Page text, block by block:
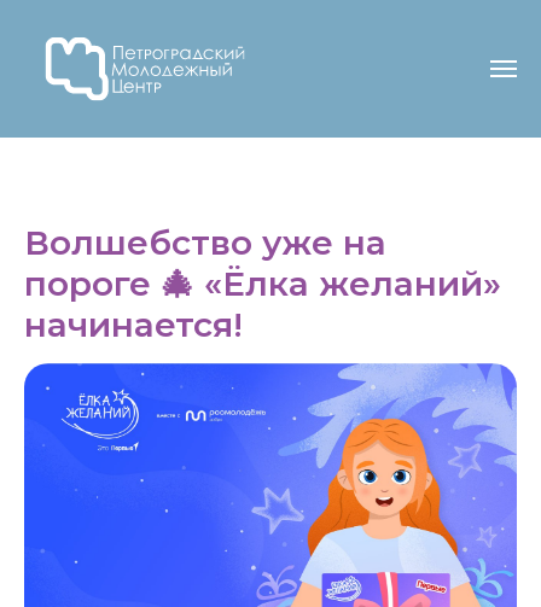
Волшебство уже на
пороге 🎄 «Ёлка желаний»
начинается!